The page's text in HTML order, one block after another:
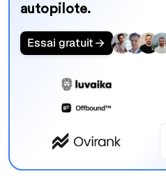
autopilote.
Essai gratuit